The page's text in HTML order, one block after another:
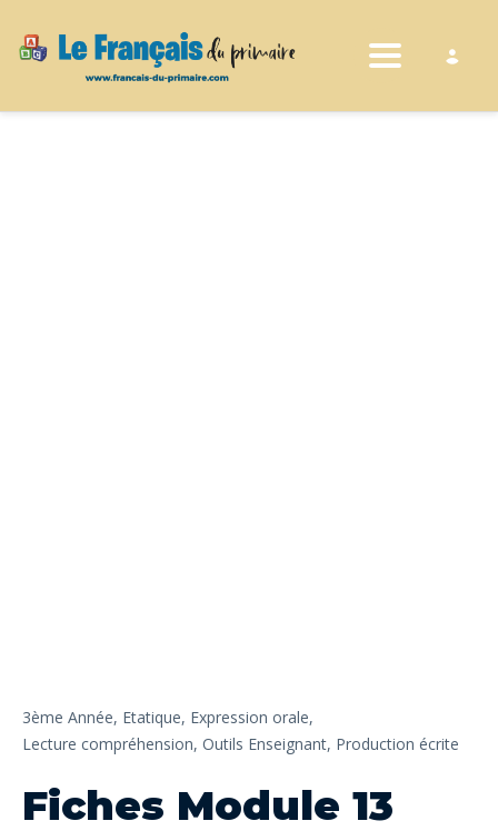
Toggle
3ème Année, Etatique, Expression orale,
Lecture compréhension, Outils Enseignant, Production écrite
Fiches Module 13